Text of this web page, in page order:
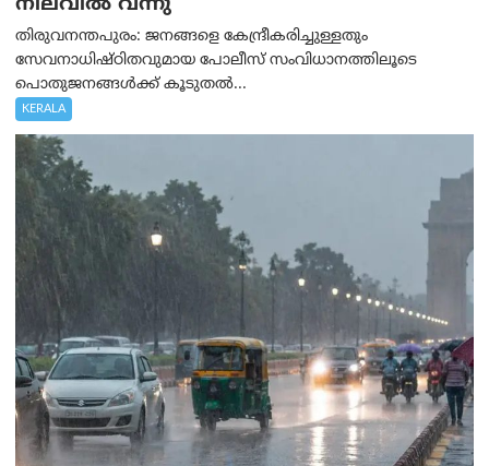
തിരുവനന്തപുരം: ജനങ്ങളെ കേന്ദ്രീകരിച്ചുള്ളതും
സേവനാധിഷ്ഠിതവുമായ പോലീസ് സംവിധാനത്തിലൂടെ
പൊതുജനങ്ങൾക്ക് കൂടുതൽ...
KERALA